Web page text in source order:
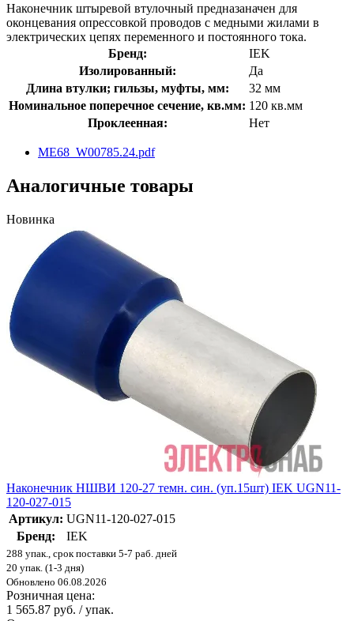
Наконечник штыревой втулочный предназаначен для
оконцевания опрессовкой проводов с медными жилами в
электрических цепях переменного и постоянного тока.
Бренд:
IEK
Изолированный:
Да
Длина втулки; гильзы, муфты, мм:
32 мм
Номинальное поперечное сечение, кв.мм: 120 кв.мм
Проклеенная:
Нет
ME68_W00785.24.pdf
Аналогичные товары
Новинка
Наконечник НШВИ 120-27 темн. син. (уп.15шт) IEK UGN11-
120-027-015
Артикул: UGN11-120-027-015
Бренд:
IEK
288 упак., срок поставки 5-7 раб. дней
20 упак. (1-3 дня)
Обновлено 06.08.2026
Розничная цена:
1 565.87 руб. / упак.